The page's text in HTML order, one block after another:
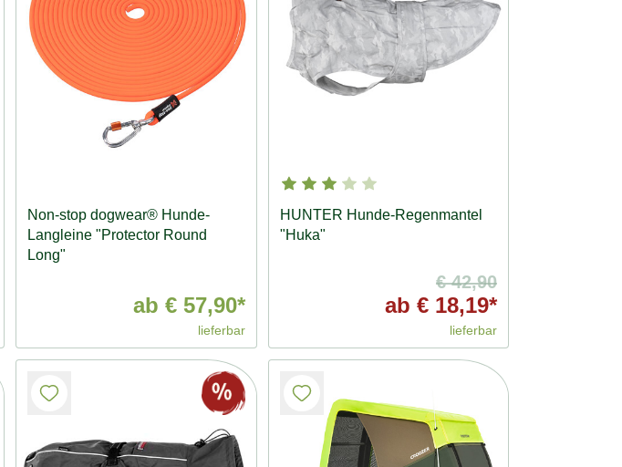
Non-stop dogwear® Hunde-
Langleine "Protector Round
Long"
ab € 57,90*
lieferbar
HUNTER Hunde-Regenmantel
"Huka"
€ 42,90
ab € 18,19*
lieferbar